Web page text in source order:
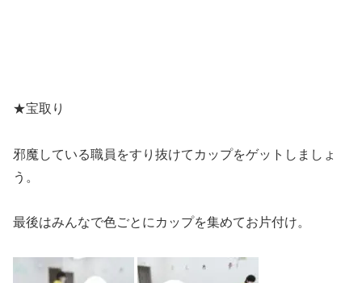
★宝取り
邪魔している職員をすり抜けてカップをゲットしましょ
う。
最後はみんなで色ごとにカップを集めてお片付け。